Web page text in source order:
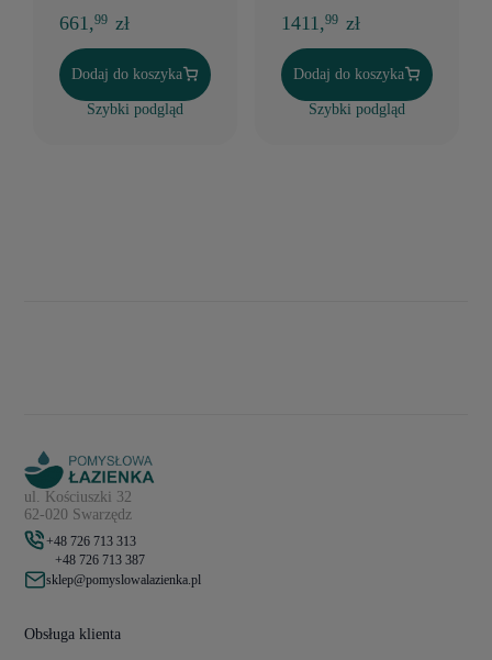
661,99 zł
Dodaj do koszyka
Szybki podgląd
1411,99 zł
Dodaj do koszyka
Szybki podgląd
ul. Kościuszki 32
62-020 Swarzędz
+48 726 713 313
+48 726 713 387
sklep@pomyslowalazienka.pl
Obsługa klienta